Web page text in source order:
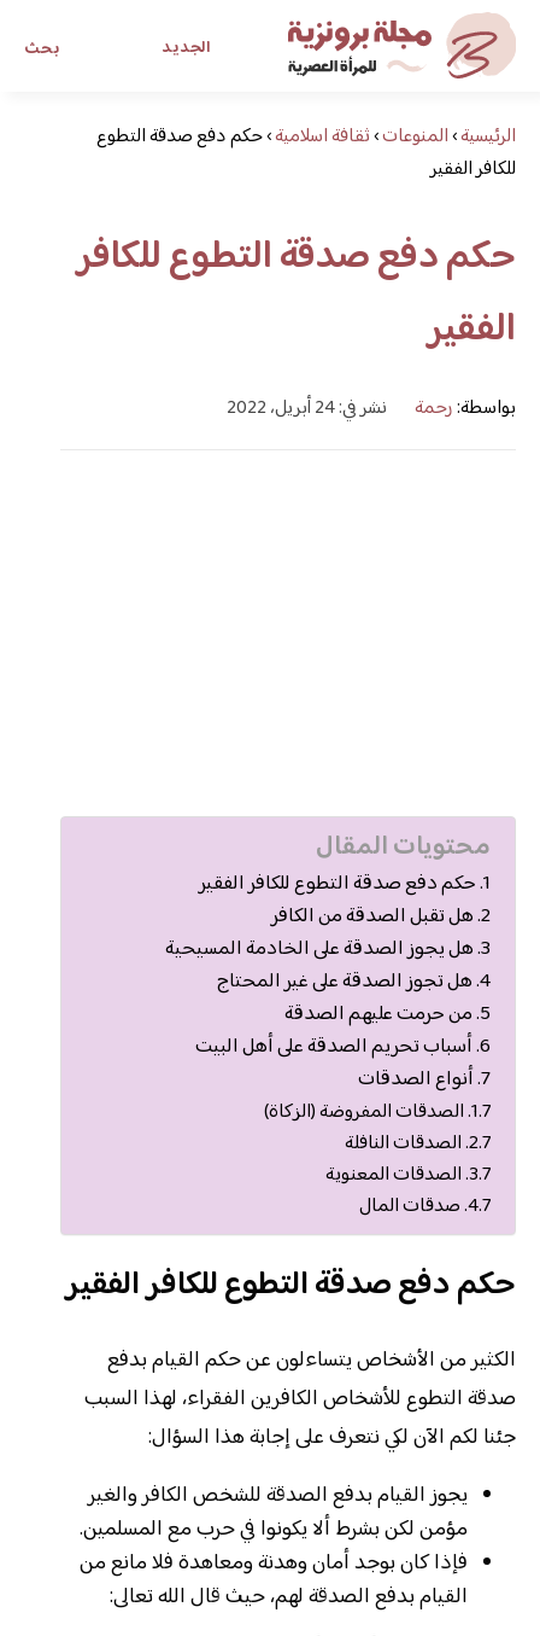
بحث الجديد
مجلة برونزية للفتاة العصريةالرئيسية›المنوعات›ثقافة اسلامية›حكم دفع صدقة التطوع
للكافر الفقير
حكم دفع صدقة التطوع للكافر
الفقير
بواسطة:رحمة نشر في: 24 أبريل، 2022
محتويات المقال
حكم دفع صدقة التطوع للكافر الفقير
هل تقبل الصدقة من الكافر
هل يجوز الصدقة على الخادمة المسيحية
هل تجوز الصدقة على غير المحتاج
من حرمت عليهم الصدقة
أسباب تحريم الصدقة على أهل البيت
أنواع الصدقات
الصدقات المفروضة (الزكاة)
الصدقات النافلة
الصدقات المعنوية
صدقات المال
حكم دفع صدقة التطوع للكافر الفقير
الكثير من الأشخاص يتساءلون عن حكم القيام بدفع
صدقة التطوع للأشخاص الكافرين الفقراء، لهذا السبب
جئنا لكم الآن لكي نتعرف على إجابة هذا السؤال:
يجوز القيام بدفع الصدقة للشخص الكافر والغير
مؤمن لكن بشرط ألا يكونوا في حرب مع المسلمين.
فإذا كان بوجد أمان وهدنة ومعاهدة فلا مانع من
القيام بدفع الصدقة لهم، حيث قال الله تعالى: